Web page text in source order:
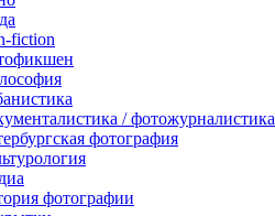
fiction
/ фотожурналистика
фотография
фотографии